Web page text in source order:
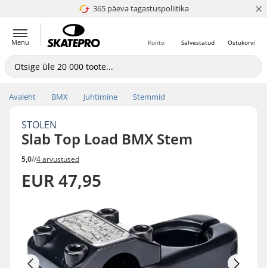
365 päeva tagastuspoliitika
4.8 paljaks 5 ×
Menu Ostukorvi
Salvestatud
Konto
Avaleht BMX Juhtimine Stemmid
STOLEN
Slab Top Load BMX Stem
5,0//4 arvustused
EUR 47,95